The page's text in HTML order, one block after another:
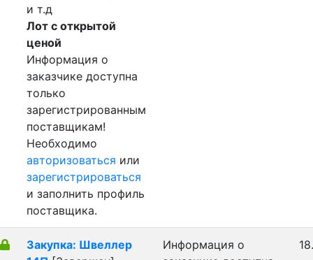
и т.д
Лот с открытой
ценой
Информация о
заказчике доступна
только
зарегистрированным
поставщикам!
Необходимо
авторизоваться или
зарегистрироваться
и заполнить профиль
поставщика.
Закупка: Швеллер
Информация о